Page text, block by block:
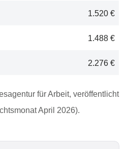
1.520 €
1.488 €
2.276 €
für Arbeit, veröffentlicht
April 2026).